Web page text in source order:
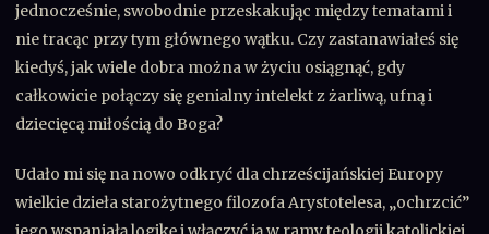
jednocześnie, swobodnie przeskakując między tematami i
nie tracąc przy tym głównego wątku. Czy zastanawiałeś się
kiedyś, jak wiele dobra można w życiu osiągnąć, gdy
całkowicie połączy się genialny intelekt z żarliwą, ufną i
dziecięcą miłością do Boga?
Udało mi się na nowo odkryć dla chrześcijańskiej Europy
wielkie dzieła starożytnego filozofa Arystotelesa, „ochrzcić”